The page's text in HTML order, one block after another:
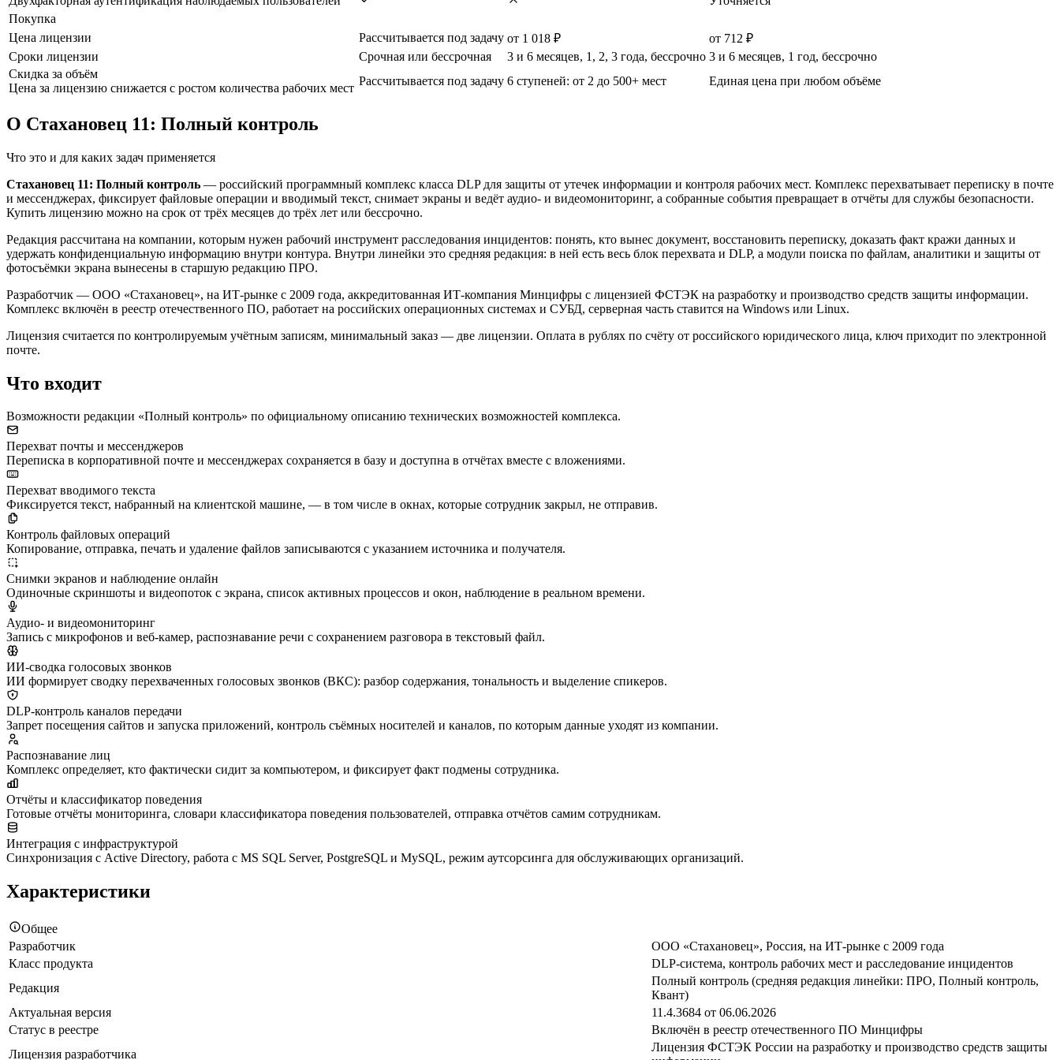
Покупка
Цена лицензии
Рассчитывается под задачу от 1 018 ₽
от 712 ₽
Сроки лицензии
Срочная или бессрочная 3 и 6 месяцев, 1, 2, 3 года, бессрочно 3 и 6 месяцев, 1 год, бессрочно
Скидка за объём
Цена за лицензию снижается с ростом количества рабочих мест
Рассчитывается под задачу 6 ступеней: от 2 до 500+ мест Единая цена при любом объёме
О Стахановец 11: Полный контроль
Что это и для каких задач применяется
Стахановец 11: Полный контроль — российский программный комплекс класса DLP для защиты от утечек информации и контроля рабочих мест. Комплекс перехватывает переписку в почте
и мессенджерах, фиксирует файловые операции и вводимый текст, снимает экраны и ведёт аудио- и видеомониторинг, а собранные события превращает в отчёты для службы безопасности.
Купить лицензию можно на срок от трёх месяцев до трёх лет или бессрочно.
Редакция рассчитана на компании, которым нужен рабочий инструмент расследования инцидентов: понять, кто вынес документ, восстановить переписку, доказать факт кражи данных и
удержать конфиденциальную информацию внутри контура. Внутри линейки это средняя редакция: в ней есть весь блок перехвата и DLP, а модули поиска по файлам, аналитики и защиты от
фотосъёмки экрана вынесены в старшую редакцию ПРО.
Разработчик — ООО «Стахановец», на ИТ-рынке с 2009 года, аккредитованная ИТ-компания Минцифры с лицензией ФСТЭК на разработку и производство средств защиты информации.
Комплекс включён в реестр отечественного ПО, работает на российских операционных системах и СУБД, серверная часть ставится на Windows или Linux.
Лицензия считается по контролируемым учётным записям, минимальный заказ — две лицензии. Оплата в рублях по счёту от российского юридического лица, ключ приходит по электронной
почте.
Что входит
Возможности редакции «Полный контроль» по официальному описанию технических возможностей комплекса.
Перехват почты и мессенджеров
Переписка в корпоративной почте и мессенджерах сохраняется в базу и доступна в отчётах вместе с вложениями.
Перехват вводимого текста
Фиксируется текст, набранный на клиентской машине, — в том числе в окнах, которые сотрудник закрыл, не отправив.
Контроль файловых операций
Копирование, отправка, печать и удаление файлов записываются с указанием источника и получателя.
Снимки экранов и наблюдение онлайн
Одиночные скриншоты и видеопоток с экрана, список активных процессов и окон, наблюдение в реальном времени.
Аудио- и видеомониторинг
Запись с микрофонов и веб-камер, распознавание речи с сохранением разговора в текстовый файл.
ИИ-сводка голосовых звонков
ИИ формирует сводку перехваченных голосовых звонков (ВКС): разбор содержания, тональность и выделение спикеров.
DLP-контроль каналов передачи
Запрет посещения сайтов и запуска приложений, контроль съёмных носителей и каналов, по которым данные уходят из компании.
Распознавание лиц
Комплекс определяет, кто фактически сидит за компьютером, и фиксирует факт подмены сотрудника.
Отчёты и классификатор поведения
Готовые отчёты мониторинга, словари классификатора поведения пользователей, отправка отчётов самим сотрудникам.
Интеграция с инфраструктурой
Синхронизация с Active Directory, работа с MS SQL Server, PostgreSQL и MySQL, режим аутсорсинга для обслуживающих организаций.
Характеристики
Общее
Разработчик
ООО «Стахановец», Россия, на ИТ-рынке с 2009 года
Класс продукта
DLP-система, контроль рабочих мест и расследование инцидентов
Редакция
Полный контроль (средняя редакция линейки: ПРО, Полный контроль,
Квант)
Актуальная версия
11.4.3684 от 06.06.2026
Статус в реестре
Включён в реестр отечественного ПО Минцифры
Лицензия разработчика
Лицензия ФСТЭК России на разработку и производство средств защиты